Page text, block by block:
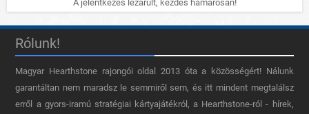
A jelentkezés lezárult, kezdés hamarosan!
Rólunk!
Magyar Hearthstone​ rajongói oldal 2013 óta a közösségért! Nálunk
garantáltan nem maradsz le semmiről sem, és itt mindent megtalálsz
erről a gyors-iramú stratégiai kártyajátékról, a Hearthstone-ról - hírek,